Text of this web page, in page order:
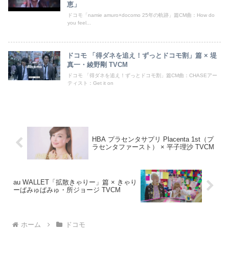
恵」
ドコモ「namie amuro×docomo 25年の軌跡」篇CM曲：How do
you feel...
ドコモ 「得ダネを追え！ずっとドコモ割」篇 × 堤
真一・綾野剛 TVCM
ドコモ 「得ダネを追え！ずっとドコモ割」篇CM曲：CHASEアー
ティスト：Get it on
HBA プラセンタサプリ Placenta 1st（プ
ラセンタファースト） × 平子理沙 TVCM
au WALLET「拡散きゃりー」篇 × きゃり
ーぱみゅぱみゅ・所ジョージ TVCM
ホーム ドコモ